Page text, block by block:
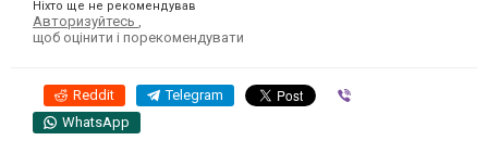
Ніхто ще не рекомендував
Авторизуйтесь
щоб оцінити і порекомендувати
Reddit Telegram
WhatsApp